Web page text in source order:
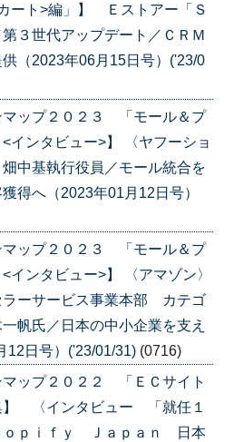
ート>編」】 Ｅストアー「Ｓ
３世代アップデート／ＣＲＭ
（2023年06月15日号）('23/0
マップ２０２３ 「モール＆プ
ンタビュー>】 〈ヤフーショ
基執行役員／モール統合を
得へ（2023年01月12日号）
マップ２０２３ 「モール＆プ
ンタビュー>】 〈アマゾン〉
ーサービス事業本部 カテゴ
帆氏／日本の中小企業を支え
12日号）('23/01/31) (0716)
マップ２０２２ 「ＥＣサイト
】 〈インタビュー 「就任１
ｏｐｉｆｙ Ｊａｐａｎ 日本